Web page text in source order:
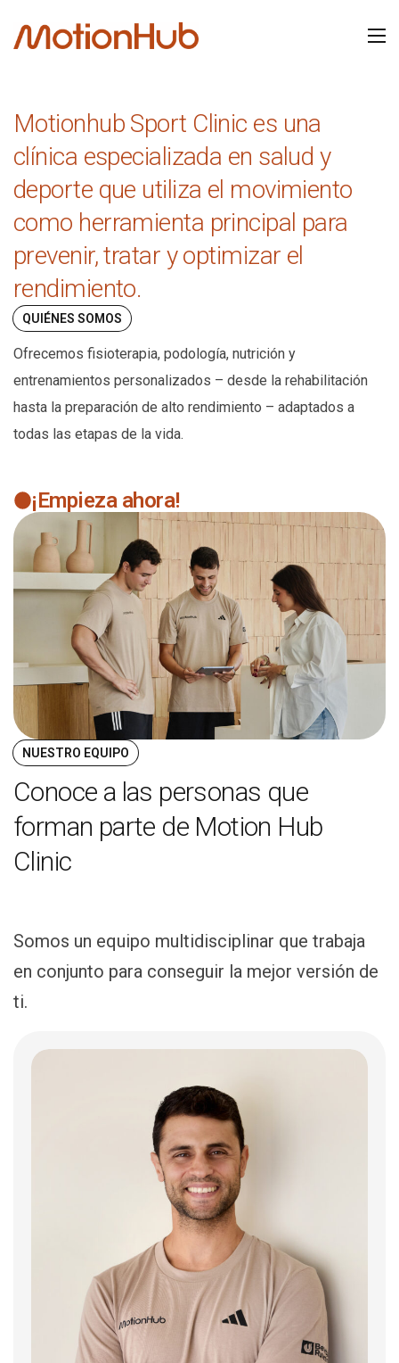
Motionhub Sport Clinic es una
clínica especializada en salud y
deporte que utiliza el movimiento
como herramienta principal para
prevenir,tratar y optimizar el
rendimiento.
QUIÉNES SOMOS
Ofrecemos fisioterapia, podología, nutrición y
entrenamientos personalizados – desde la rehabilitación
hasta la preparación de alto rendimiento – adaptados a
todas las etapas de la vida.
¡Empieza ahora!
NUESTRO EQUIPO
Conoce a las personas que
forman parte de Motion Hub
Clinic
Somos un equipo multidisciplinar que trabaja
en conjunto para conseguir la mejor versión de
ti.